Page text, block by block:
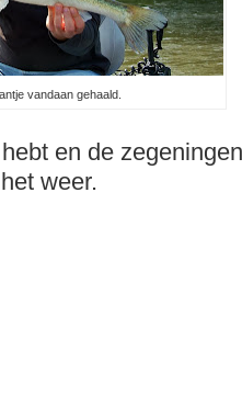
vandaan gehaald.
en de
weer.